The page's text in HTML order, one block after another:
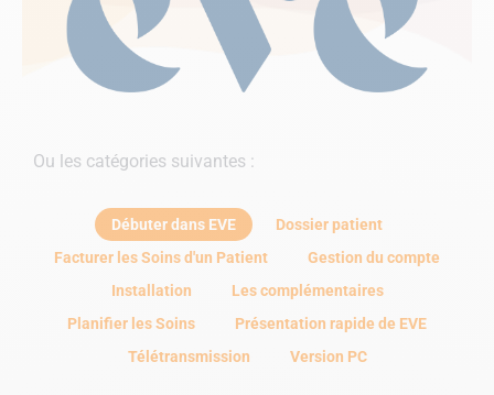
Ou les catégories suivantes :
Débuter dans EVE
Dossier patient
Facturer les Soins d'un Patient
Gestion du compte
Installation
Les complémentaires
Planifier les Soins
Présentation rapide de EVE
Télétransmission
Version PC